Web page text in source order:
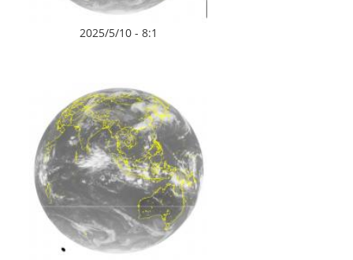
2025/5/10 - 8:1